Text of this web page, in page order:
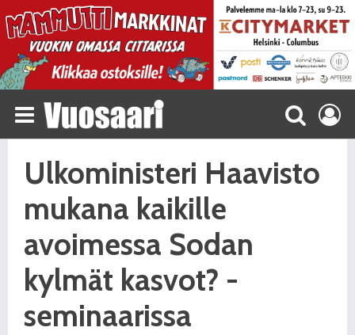
Ulkoministeri Haavisto
mukana kaikille
avoimessa Sodan
kylmät kasvot? -
seminaarissa